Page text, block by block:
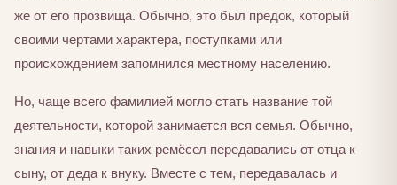
же от его прозвища. Обычно, это был предок, который
своими чертами характера, поступками или
происхождением запомнился местному населению.
Но, чаще всего фамилией могло стать название той
деятельности, которой занимается вся семья. Обычно,
знания и навыки таких ремёсел передавались от отца к
сыну, от деда к внуку. Вместе с тем, передавалась и